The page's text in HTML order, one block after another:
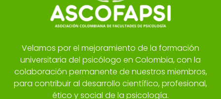
Velamos por el mejoramiento de la formación
universitaria del psicólogo en Colombia, con la
colaboración permanente de nuestros miembros,
para contribuir al desarrollo científico, profesional,
ético y social de la psicología.